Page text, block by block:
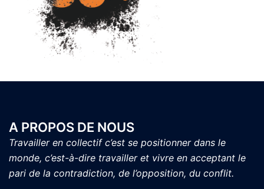
A PROPOS DE NOUS
Travailler en collectif c’est se positionner dans le
monde, c’est-à-dire travailler et vivre en acceptant le
pari de la contradiction, de l’opposition, du conflit.